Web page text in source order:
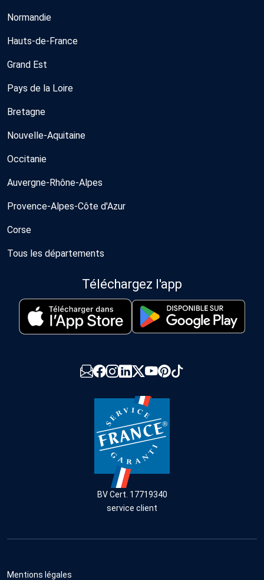
Normandie
Hauts-de-France
Grand Est
Pays de la Loire
Bretagne
Nouvelle-Aquitaine
Occitanie
Auvergne-Rhône-Alpes
Provence-Alpes-Côte d'Azur
Corse
Tous les départements
Téléchargez l'app
BV Cert. 17719340
service client
Mentions légales